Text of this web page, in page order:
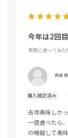
今年は2回目
実際に使ってみた
no
購入確認済み
去年美味しか
一度食べたら
の喉越しで美味